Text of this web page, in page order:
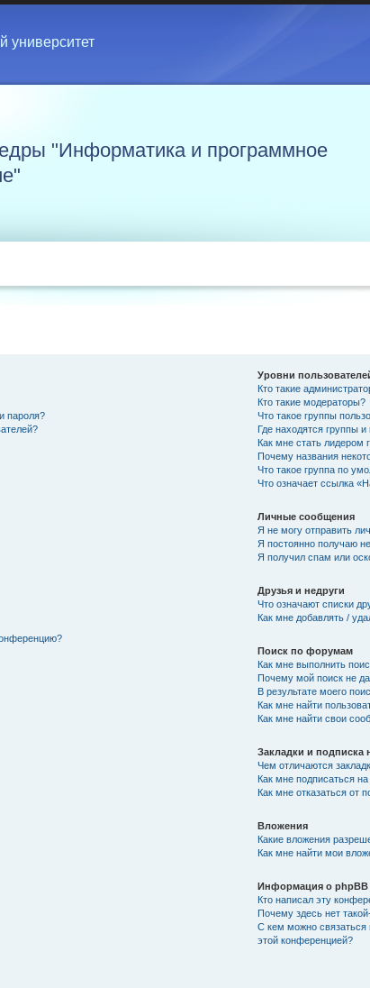
университет
"Информатика и программное
пароля?
Уровни
Кто такие
Кто такие модераторы?
Что такое группы
Где находятся группы
Как мне стать лидером
Почему названия
Что такое группа по
Что означает ссылка
Личные сообщения
Я не могу отправить
Я постоянно получаю
Я получил спам или
Друзья и недруги
Что означают списки
Как мне добавлять /
Поиск по форумам
Как мне выполнить
Почему мой поиск не
В результате моего
Как мне найти
Как мне найти свои
Закладки и подписка
Чем отличаются
Как мне подписаться
Как мне отказаться от
Вложения
Какие вложения
Как мне найти мои
Информация о phpBB
Кто написал эту
Почему здесь нет
С кем можно связаться
этой конференцией?